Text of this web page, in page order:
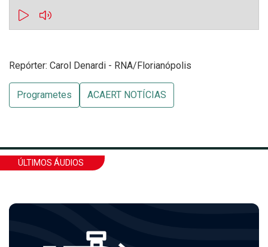
Repórter: Carol Denardi - RNA/Florianópolis
Programetes ACAERT NOTÍCIAS
ÚLTIMOS ÁUDIOS